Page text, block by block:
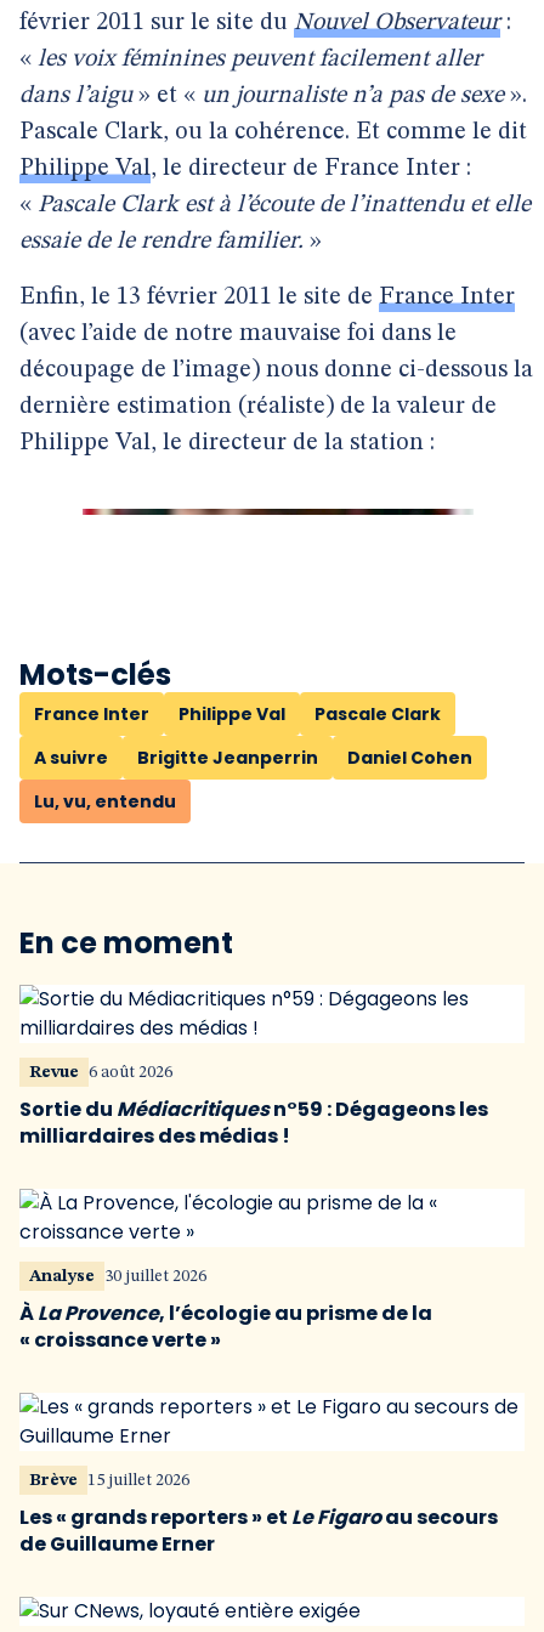
février 2011 sur le site du Nouvel Observateur:
« les voix féminines peuvent facilement aller
dans l’aigu» et « un journaliste n’a pas de sexe».
Pascale Clark, ou la cohérence. Et comme le dit
Philippe Val, le directeur de France Inter :
« Pascale Clark est à l’écoute de l’inattendu et elle
essaie de le rendre familier. »
Enfin, le 13 février 2011 le site de France Inter
(avec l’aide de notre mauvaise foi dans le
découpage de l’image) nous donne ci-dessous la
dernière estimation (réaliste) de la valeur de
Philippe Val, le directeur de la station :
Mots-clés
France Inter Philippe Val
Pascale Clark
A suivre
Brigitte Jeanperrin
Daniel Cohen
Lu, vu, entendu
En ce moment
Revue 6 août 2026
Sortie du Médiacritiquesn°59 : Dégageons les
milliardaires des médias !
Analyse 30 juillet 2026
ÀLa Provence, l’écologie au prisme de la
« croissance verte »
Brève 15 juillet 2026
Les « grands reporters » et Le Figaroau secours
de Guillaume Erner